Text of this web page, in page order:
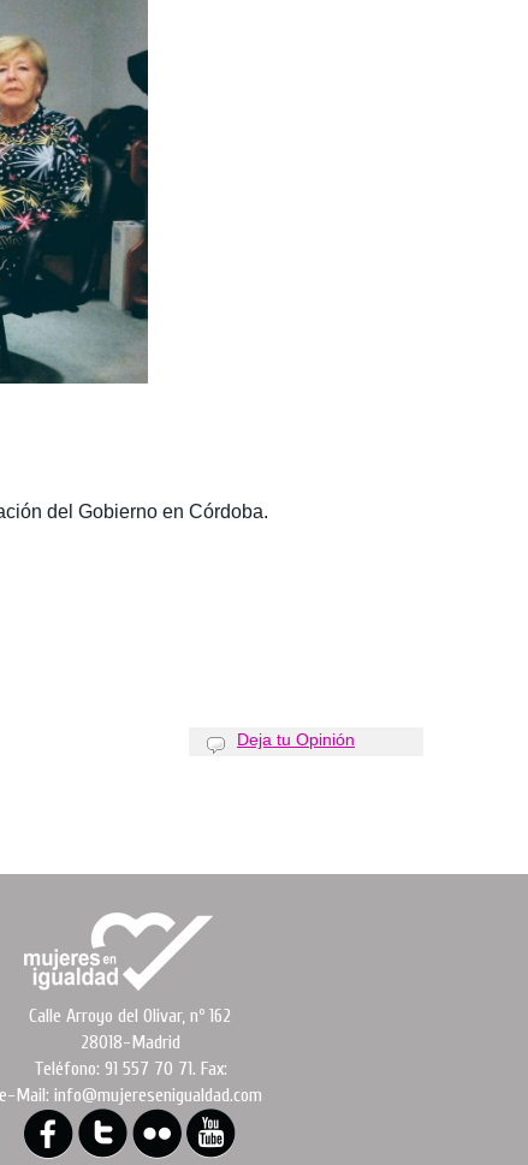
del Gobierno en Córdoba.
Deja tu Opinión
Calle Arroyo del Olivar, nº 162
28018-Madrid
Teléfono: 91 557 70 71. Fax:
e-Mail: info@mujeresenigualdad.com